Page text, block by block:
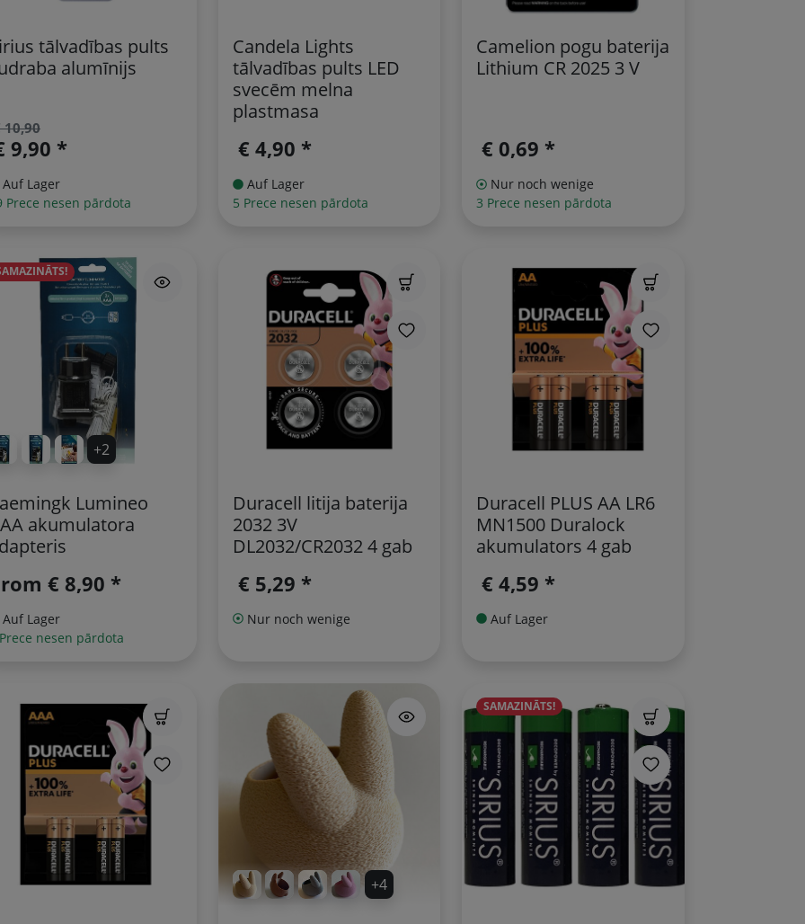
tālvadības pults
alumīnijs
10,90
9,90 *
Auf Lager
Prece nesen pārdota
Candela Lights
tālvadības pults LED
svecēm melna
plastmasa
€ 4,90 *
Auf Lager
5 Prece nesen pārdota
Camelion pogu baterija
Lithium CR 2025 3 V
€ 0,69 *
Nur noch wenige
3 Prece nesen pārdota
+2
Lumineo
akumulatora
€ 8,90 *
Auf Lager
nesen pārdota
Duracell litija baterija
2032 3V
DL2032/CR2032 4 gab
€ 5,29 *
Nur noch wenige
Duracell PLUS AA LR6
MN1500 Duralock
akumulators 4 gab
€ 4,59 *
Auf Lager
+4
SAMAZINĀTS!